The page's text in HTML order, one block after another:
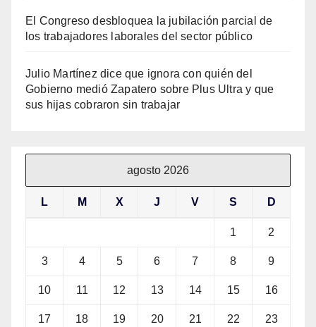
El Congreso desbloquea la jubilación parcial de
los trabajadores laborales del sector público
Julio Martínez dice que ignora con quién del
Gobierno medió Zapatero sobre Plus Ultra y que
sus hijas cobraron sin trabajar
agosto 2026
L M X J V S D
1 2
3 4 5 6 7 8 9
10 11 12 13 14 15 16
17 18 19 20 21 22 23